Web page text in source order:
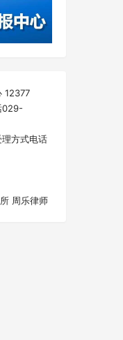
12377
029-
方式电话
周乐律师